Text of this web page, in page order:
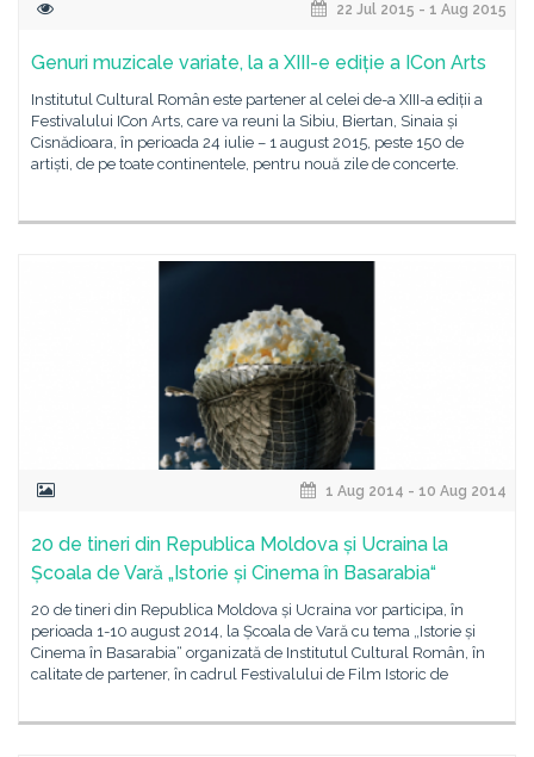
22 Jul 2015 - 1 Aug 2015
Genuri muzicale variate, la a XIII-e ediție a ICon Arts
Institutul Cultural Român este partener al celei de-a XIII-a ediții a
Festivalului ICon Arts, care va reuni la Sibiu, Biertan, Sinaia și
Cisnădioara, în perioada 24 iulie – 1 august 2015, peste 150 de
artiști, de pe toate continentele, pentru nouă zile de concerte.
1 Aug 2014 - 10 Aug 2014
20 de tineri din Republica Moldova și Ucraina la
Școala de Vară „Istorie și Cinema în Basarabia“
20 de tineri din Republica Moldova și Ucraina vor participa, în
perioada 1-10 august 2014, la Școala de Vară cu tema „Istorie și
Cinema în Basarabia“ organizată de Institutul Cultural Român, în
calitate de partener, în cadrul Festivalului de Film Istoric de